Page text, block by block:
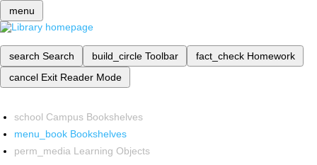
menu
search Search build_circle Toolbar fact_check Homework
cancel Exit Reader Mode
school Campus Bookshelves
menu_book Bookshelves
perm_media Learning Objects